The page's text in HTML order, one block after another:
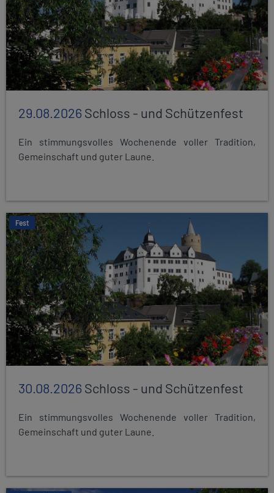
29.08.2026Schloss - und Schützenfest
Ein stimmungsvolles Wochenende voller Tradition,
Gemeinschaft und guter Laune.
Fest
30.08.2026Schloss - und Schützenfest
Ein stimmungsvolles Wochenende voller Tradition,
Gemeinschaft und guter Laune.